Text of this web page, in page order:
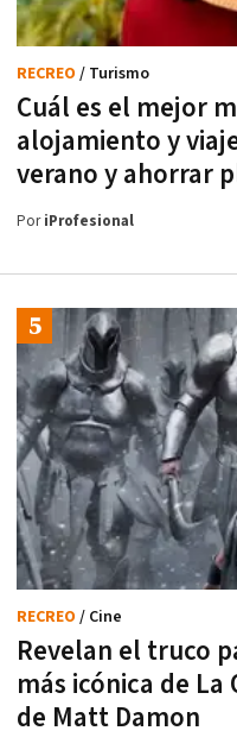
Cuál es el mejor
alojamiento y
verano y ahorrar
RECREO / Turismo
PoriProfesional
Revelan el truco
más icónica de La
de Matt Damon
RECREO / Cine